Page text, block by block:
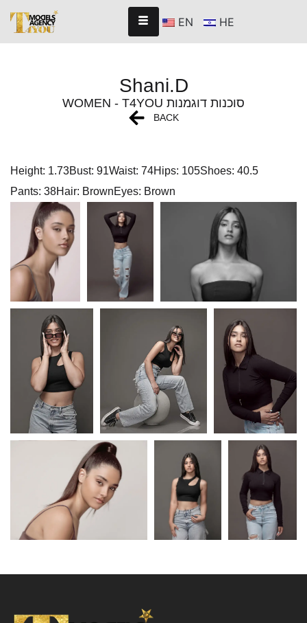
EN HE
Shani.D
WOMEN - T4YOU סוכנות דוגמנות
BACK
Height: 1.73Bust: 91Waist: 74Hips: 105Shoes: 40.5
Pants: 38Hair: BrownEyes: Brown